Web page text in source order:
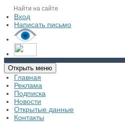
Вход
Написать письмо
Открыть меню
Главная
Реклама
Подписка
Новости
Открытые данные
Контакты